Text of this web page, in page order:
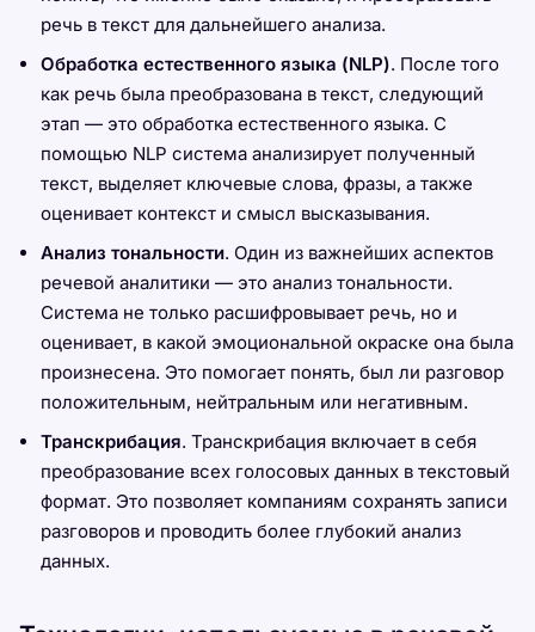
речь в текст для дальнейшего анализа.
Обработка естественного языка (NLP). После того
как речь была преобразована в текст, следующий
этап — это обработка естественного языка. С
помощью NLP система анализирует полученный
текст, выделяет ключевые слова, фразы, а также
оценивает контекст и смысл высказывания.
Анализ тональности. Один из важнейших аспектов
речевой аналитики — это анализ тональности.
Система не только расшифровывает речь, но и
оценивает, в какой эмоциональной окраске она была
произнесена. Это помогает понять, был ли разговор
положительным, нейтральным или негативным.
Транскрибация. Транскрибация включает в себя
преобразование всех голосовых данных в текстовый
формат. Это позволяет компаниям сохранять записи
разговоров и проводить более глубокий анализ
данных.